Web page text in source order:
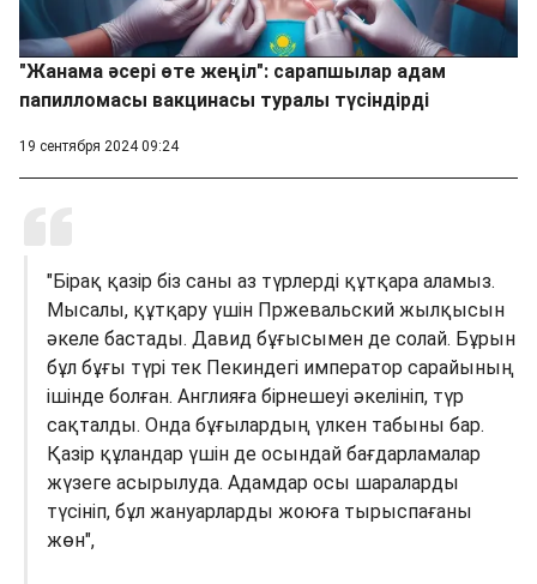
"Жанама әсері өте жеңіл": сарапшылар адам
папилломасы вакцинасы туралы түсіндірді
19 сентября 2024 09:24
"Бірақ қазір біз саны аз түрлерді құтқара аламыз.
Мысалы, құтқару үшін Пржевальский жылқысын
әкеле бастады. Давид бұғысымен де солай. Бұрын
бұл бұғы түрі тек Пекиндегі император сарайының
ішінде болған. Англияға бірнешеуі әкелініп, түр
сақталды. Онда бұғылардың үлкен табыны бар.
Қазір құландар үшін де осындай бағдарламалар
жүзеге асырылуда. Адамдар осы шараларды
түсініп, бұл жануарларды жоюға тырыспағаны
жөн",